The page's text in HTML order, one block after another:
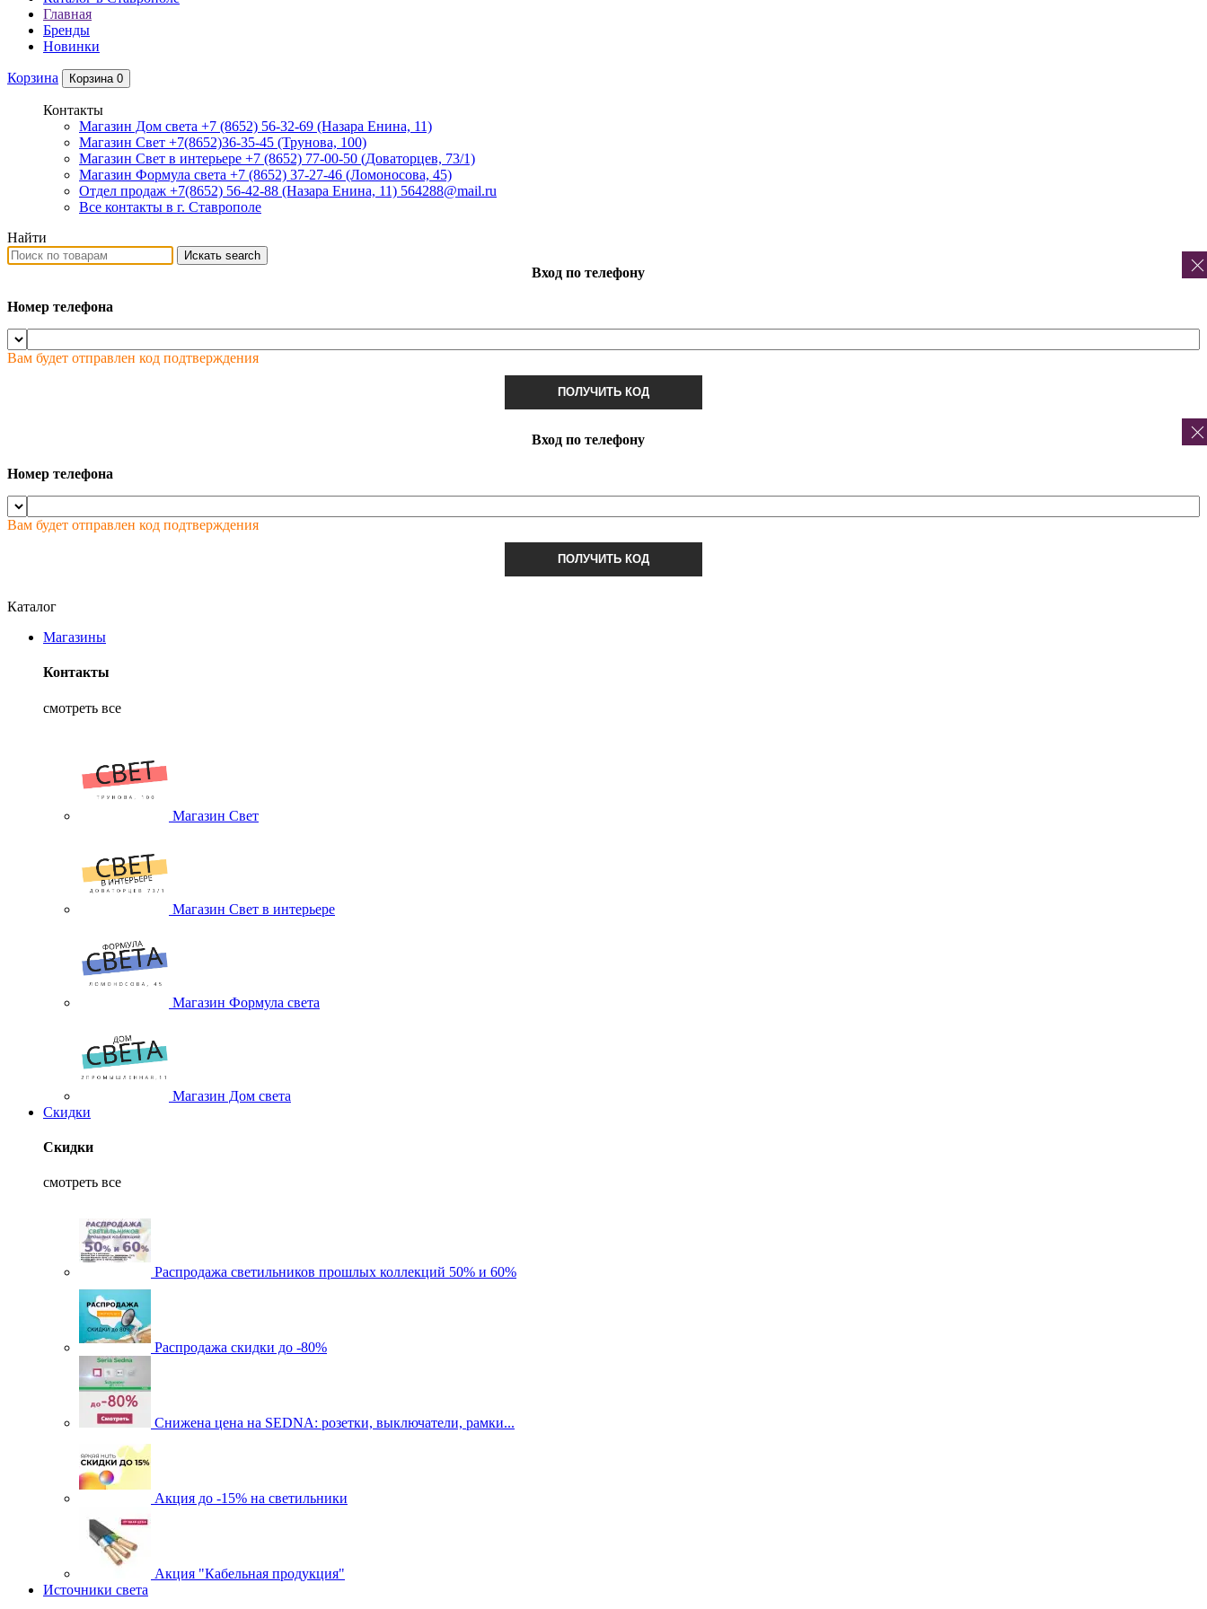
Главная
Бренды
Новинки
Корзина Корзина 0
Контакты
Магазин Дом света +7 (8652) 56-32-69 (Назара Енина, 11)
Магазин Свет +7(8652)36-35-45 (Трунова, 100)
Магазин Свет в интерьере +7 (8652) 77-00-50 (Доваторцев, 73/1)
Магазин Формула света +7 (8652) 37-27-46 (Ломоносова, 45)
Отдел продаж +7(8652) 56-42-88 (Назара Енина, 11) 564288@mail.ru
Все контакты в г. Ставрополе
Найти
Искать search
Вход по телефону
Номер телефона
Вам будет отправлен код подтверждения
ПОЛУЧИТЬ КОД
Вход по телефону
Номер телефона
Вам будет отправлен код подтверждения
ПОЛУЧИТЬ КОД
Каталог
Магазины
Контакты
смотреть все
Магазин Свет
Магазин Свет в интерьере
Магазин Формула света
Магазин Дом света
Скидки
Скидки
смотреть все
Распродажа светильников прошлых коллекций 50% и 60%
Распродажа скидки до -80%
Cнижена цена на SEDNA: розетки, выключатели, рамки...
Акция до -15% на светильники
Акция "Кабельная продукция"
Источники света